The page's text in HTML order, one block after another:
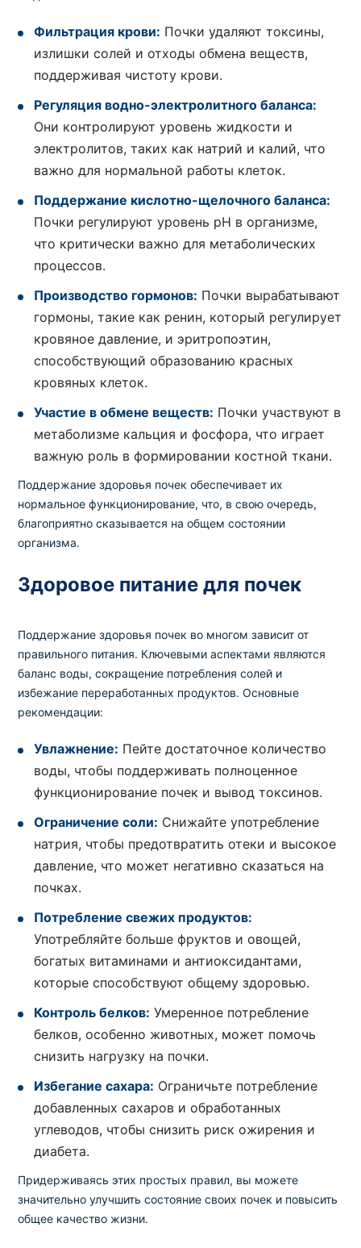
Фильтрация крови: Почки удаляют токсины,
излишки солей и отходы обмена веществ,
поддерживая чистоту крови.
Регуляция водно-электролитного баланса:
Они контролируют уровень жидкости и
электролитов, таких как натрий и калий, что
важно для нормальной работы клеток.
Поддержание кислотно-щелочного баланса:
Почки регулируют уровень pH в организме,
что критически важно для метаболических
процессов.
Производство гормонов: Почки вырабатывают
гормоны, такие как ренин, который регулирует
кровяное давление, и эритропоэтин,
способствующий образованию красных
кровяных клеток.
Участие в обмене веществ: Почки участвуют в
метаболизме кальция и фосфора, что играет
важную роль в формировании костной ткани.
Поддержание здоровья почек обеспечивает их
нормальное функционирование, что, в свою очередь,
благоприятно сказывается на общем состоянии
организма.
Здоровое питание для почек
Поддержание здоровья почек во многом зависит от
правильного питания. Ключевыми аспектами являются
баланс воды, сокращение потребления солей и
избежание переработанных продуктов. Основные
рекомендации:
Увлажнение: Пейте достаточное количество
воды, чтобы поддерживать полноценное
функционирование почек и вывод токсинов.
Ограничение соли: Снижайте употребление
натрия, чтобы предотвратить отеки и высокое
давление, что может негативно сказаться на
почках.
Потребление свежих продуктов:
Употребляйте больше фруктов и овощей,
богатых витаминами и антиоксидантами,
которые способствуют общему здоровью.
Контроль белков: Умеренное потребление
белков, особенно животных, может помочь
снизить нагрузку на почки.
Избегание сахара: Ограничьте потребление
добавленных сахаров и обработанных
углеводов, чтобы снизить риск ожирения и
диабета.
Придерживаясь этих простых правил, вы можете
значительно улучшить состояние своих почек и повысить
общее качество жизни.